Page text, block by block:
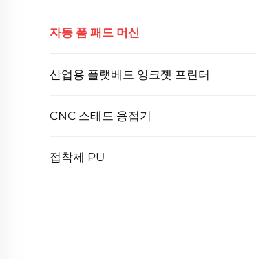
자동 폼 패드 머신
산업용 플랫베드 잉크젯 프린터
CNC 스태드 용접기
접착제 PU